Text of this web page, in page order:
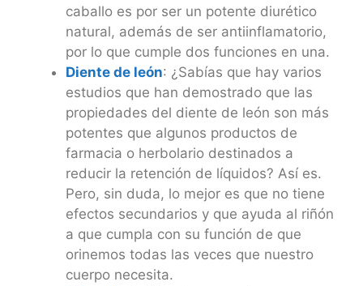
caballo es por ser un potente diurético
natural, además de ser antiinflamatorio,
por lo que cumple dos funciones en una.
Diente de león: ¿Sabías que hay varios
estudios que han demostrado que las
propiedades del diente de león son más
potentes que algunos productos de
farmacia o herbolario destinados a
reducir la retención de líquidos? Así es.
Pero, sin duda, lo mejor es que no tiene
efectos secundarios y que ayuda al riñón
a que cumpla con su función de que
orinemos todas las veces que nuestro
cuerpo necesita.